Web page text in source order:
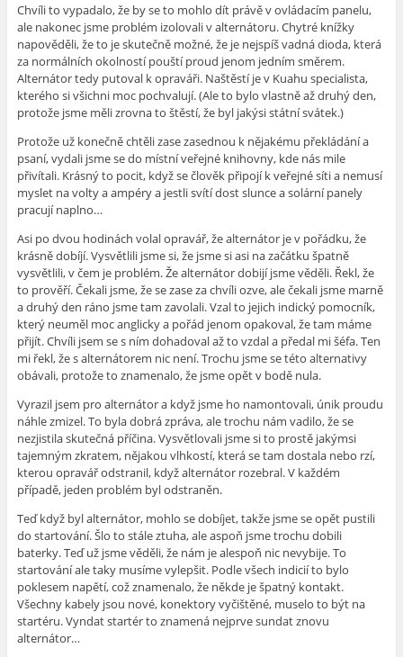
Chvíli to vypadalo, že by se to mohlo dít právě v ovládacím panelu,
ale nakonec jsme problém izolovali v alternátoru. Chytré knížky
napověděli, že to je skutečně možné, že je nejspíš vadná dioda, která
za normálních okolností pouští proud jenom jedním směrem.
Alternátor tedy putoval k opraváři. Naštěstí je v Kuahu specialista,
kterého si všichni moc pochvalují. (Ale to bylo vlastně až druhý den,
protože jsme měli zrovna to štěstí, že byl jakýsi státní svátek.)
Protože už konečně chtěli zase zasednou k nějakému překládání a
psaní, vydali jsme se do místní veřejné knihovny, kde nás mile
přivítali. Krásný to pocit, když se člověk připojí k veřejné síti a nemusí
myslet na volty a ampéry a jestli svítí dost slunce a solární panely
pracují naplno…
Asi po dvou hodinách volal opravář, že alternátor je v pořádku, že
krásně dobíjí. Vysvětlili jsme si, že jsme si asi na začátku špatně
vysvětlili, v čem je problém. Že alternátor dobijí jsme věděli. Řekl, že
to prověří. Čekali jsme, že se zase za chvíli ozve, ale čekali jsme marně
a druhý den ráno jsme tam zavolali. Vzal to jejich indický pomocník,
který neuměl moc anglicky a pořád jenom opakoval, že tam máme
přijít. Chvíli jsem se s ním dohadoval až to vzdal a předal mi šéfa. Ten
mi řekl, že s alternátorem nic není. Trochu jsme se této alternativy
obávali, protože to znamenalo, že jsme opět v bodě nula.
Vyrazil jsem pro alternátor a když jsme ho namontovali, únik proudu
náhle zmizel. To byla dobrá zpráva, ale trochu nám vadilo, že se
nezjistila skutečná příčina. Vysvětlovali jsme si to prostě jakýmsi
tajemným zkratem, nějakou vlhkostí, která se tam dostala nebo rzí,
kterou opravář odstranil, když alternátor rozebral. V každém
případě, jeden problém byl odstraněn.
Teď když byl alternátor, mohlo se dobíjet, takže jsme se opět pustili
do startování. Šlo to stále ztuha, ale aspoň jsme trochu dobili
baterky. Teď už jsme věděli, že nám je alespoň nic nevybije. To
startování ale taky musíme vylepšit. Podle všech indicií to bylo
poklesem napětí, což znamenalo, že někde je špatný kontakt.
Všechny kabely jsou nové, konektory vyčištěné, muselo to být na
startéru. Vyndat startér to znamená nejprve sundat znovu
alternátor…